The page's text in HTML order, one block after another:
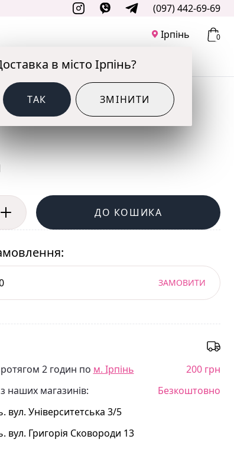
(097) 442-69-69
Ірпінь
в місто Ірпінь?
ТАК ЗМІНИТИ
0
ІГРАШКИ ДО СВЯТА
25
ДО КОШИКА
ЗАМОВИТИ
2 годин по м. Ірпінь
200 грн
наших магазинів:
Безкоштовно
вул. Університетська 3/5
вул. Григорія Сковороди 13